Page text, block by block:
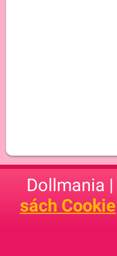
Dollmania |
sách Cookie